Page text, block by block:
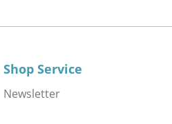
Shop Service
Newsletter